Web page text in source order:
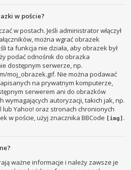
w poście?
w postach. Jeśli administrator włączył
można wgrać obrazek
ta funkcja nie działa, aby obrazek był
podać odnośnik do obrazka
dostępnym serwerze, np.
moj_obrazek.gif. Nie można podawać
na prywatnym komputerze,
serwerem ani do obrazków
wymagających autoryzacji, takich jak, np.
Yahoo! oraz stronach chronionych
w poście, użyj znacznika BBCode [img] .
ważne informacje i należy zawsze je